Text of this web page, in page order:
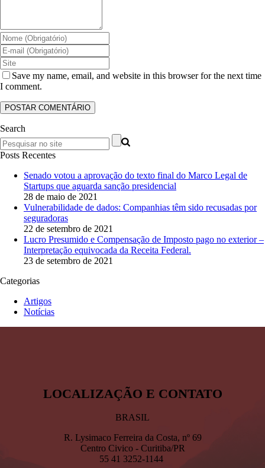
Save my name, email, and website in this browser for the next time
I comment.
Search
Posts Recentes
Senado votou a aprovação do texto final do Marco Legal de
Startups que aguarda sanção presidencial
28 de maio de 2021
Vulnerabilidade de dados: Companhias têm sido recusadas por
seguradoras
22 de setembro de 2021
Lucro Presumido e Compensação de Imposto pago no exterior –
Interpretação equivocada da Receita Federal.
23 de setembro de 2021
Categorias
Artigos
Notícias
BRASIL
R. Lysimaco Ferreira da Costa, nº 69
Centro Civico - Curitiba/PR
55 41 3252-1144